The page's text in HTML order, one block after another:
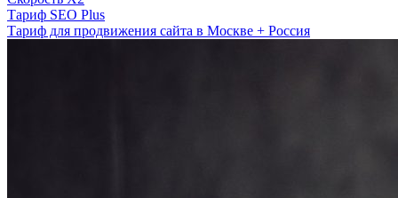
Тариф SEO Plus
Тариф для продвижения сайта в Москве + Россия